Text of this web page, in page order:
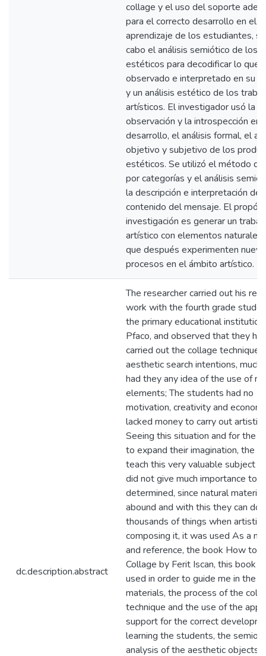
collage y el uso del soporte
para el correcto desarrollo en el
aprendizaje de los estudiantes,
cabo el análisis semiótico de los
estéticos para decodificar lo que
observado e interpretado en su
y un análisis estético de los
artísticos. El investigador usó la
observación y la introspección en
desarrollo, el análisis formal, el
objetivo y subjetivo de los
estéticos. Se utilizó el método de
por categorías y el análisis
la descripción e interpretación del
contenido del mensaje. El
investigación es generar un
artístico con elementos naturales
que después experimenten
procesos en el ámbito artístico.
dc.description.abstract
The researcher carried out his
work with the fourth grade
the primary educational
Pfaco, and observed that they
carried out the collage technique
aesthetic search intentions, much
had they any idea of the use of
elements; The students had no
motivation, creativity and
lacked money to carry out artistic
Seeing this situation and for the
to expand their imagination, the
teach this very valuable subject
did not give much importance to
determined, since natural
abound and with this they can do
thousands of things when
composing it, it was used As a
and reference, the book How to
Collage by Ferit Iscan, this book
used in order to guide me in the
materials, the process of the
technique and the use of the
support for the correct
learning the students, the
analysis of the aesthetic objects